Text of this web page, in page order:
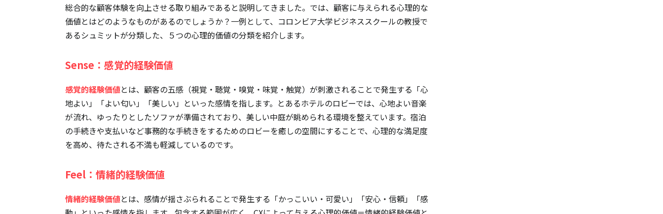
総合的な顧客体験を向上させる取り組みであると説明してきました。では、顧客に与えられる心理的な
価値とはどのようなものがあるのでしょうか？一例として、コロンビア大学ビジネススクールの教授で
あるシュミットが分類した、５つの心理的価値の分類を紹介します。
Sense：感覚的経験価値
感覚的経験価値とは、顧客の五感（視覚・聴覚・嗅覚・味覚・触覚）が刺激されることで発生する「心
地よい」「よい匂い」「美しい」といった感情を指します。とあるホテルのロビーでは、心地よい音楽
が流れ、ゆったりとしたソファが準備されており、美しい中庭が眺められる環境を整えています。宿泊
の手続きや支払いなど事務的な手続きをするためのロビーを癒しの空間にすることで、心理的な満足度
を高め、待たされる不満も軽減しているのです。
Feel：情緒的経験価値
情緒的経験価値とは、感情が揺さぶられることで発生する「かっこいい・可愛い」「安心・信頼」「感